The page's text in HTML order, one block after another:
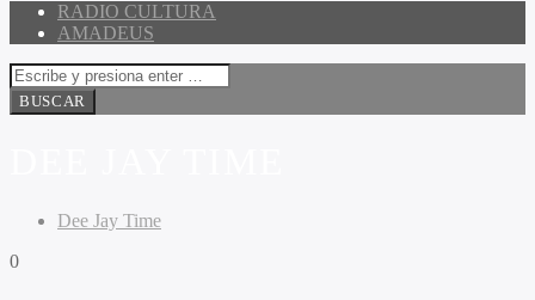
RADIO CULTURA
AMADEUS
Dee Jay Time
0